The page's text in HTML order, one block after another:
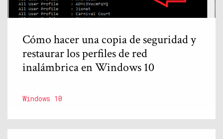
Cómo hacer una copia de seguridad y
restaurar los perfiles de red
inalámbrica en Windows 10
Windows 10